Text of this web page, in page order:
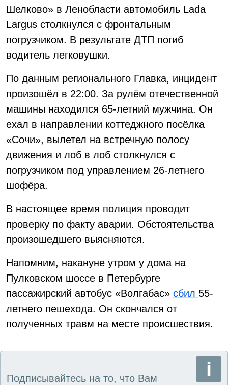
Шелково» в Ленобласти автомобиль Lada
Largus столкнулся с фронтальным
погрузчиком. В результате ДТП погиб
водитель легковушки.
По данным регионального Главка, инцидент
произошёл в 22:00. За рулём отечественной
машины находился 65-летний мужчина. Он
ехал в направлении коттеджного посёлка
«Сочи», вылетел на встречную полосу
движения и лоб в лоб столкнулся с
погрузчиком под управлением 26-летнего
шофёра.
В настоящее время полиция проводит
проверку по факту аварии. Обстоятельства
произошедшего выясняются.
Напомним, накануне утром у дома на
Пулковском шоссе в Петербурге
пассажирский автобус «Волгабас» сбил 55-
летнего пешехода. Он скончался от
полученных травм на месте происшествия.
Подписывайтесь на то, что Вам